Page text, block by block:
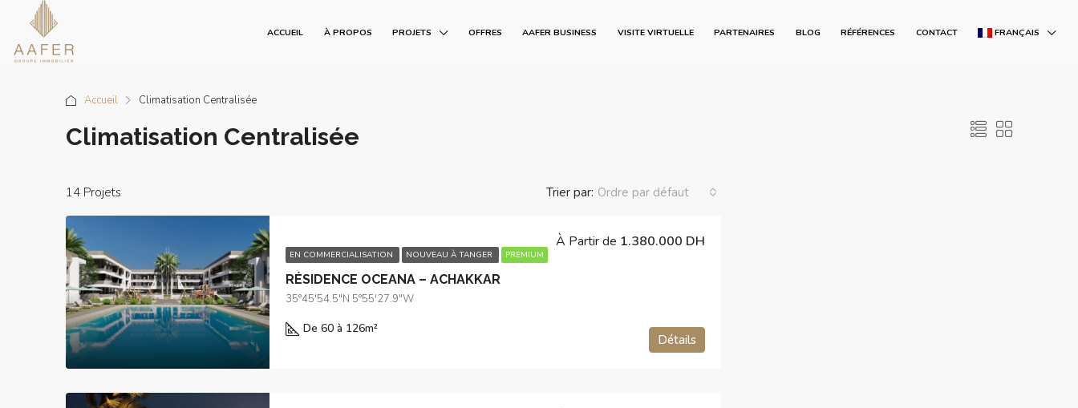
ACCUEIL À PROPOS PROJETS OFFRES AAFER BUSINESS VISITE VIRTUELLE PARTENAIRES BLOG RÉFÉRENCES CONTACT FRANÇAIS
Accueil Climatisation Centralisée
Climatisation Centralisée
14 Projets Trier par: Ordre par défaut
EN COMMERCIALISATION NOUVEAU À TANGER PREMIUM
RÉSIDENCE OCEANA – ACHAKKAR
À Partir de 1.380.000 DH
35°45'54.5"N 5°55'27.9"W
De 60 à 126m²
Détails